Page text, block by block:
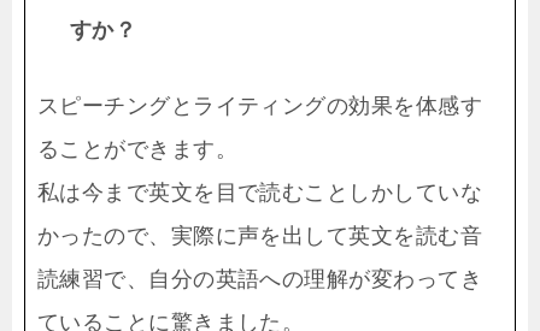
すか？
スピーチングとライティングの効果を体感す
ることができます。
私は今まで英文を目で読むことしかしていな
かったので、実際に声を出して英文を読む音
読練習で、自分の英語への理解が変わってき
ていることに驚きました。